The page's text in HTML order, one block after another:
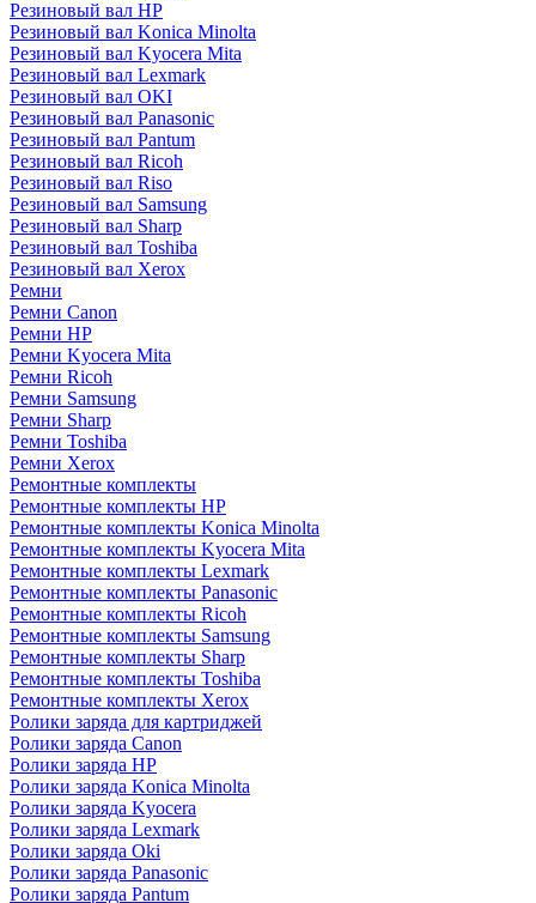
Резиновый вал HP
Резиновый вал Konica Minolta
Резиновый вал Kyocera Mita
Резиновый вал Lexmark
Резиновый вал OKI
Резиновый вал Panasonic
Резиновый вал Pantum
Резиновый вал Ricoh
Резиновый вал Riso
Резиновый вал Samsung
Резиновый вал Sharp
Резиновый вал Toshiba
Резиновый вал Xerox
Ремни
Ремни Canon
Ремни HP
Ремни Kyocera Mita
Ремни Ricoh
Ремни Samsung
Ремни Sharp
Ремни Toshiba
Ремни Xerox
Ремонтные комплекты
Ремонтные комплекты HP
Ремонтные комплекты Konica Minolta
Ремонтные комплекты Kyocera Mita
Ремонтные комплекты Lexmark
Ремонтные комплекты Panasonic
Ремонтные комплекты Ricoh
Ремонтные комплекты Samsung
Ремонтные комплекты Sharp
Ремонтные комплекты Toshiba
Ремонтные комплекты Xerox
Ролики заряда для картриджей
Ролики заряда Canon
Ролики заряда HP
Ролики заряда Konica Minolta
Ролики заряда Kyocera
Ролики заряда Lexmark
Ролики заряда Oki
Ролики заряда Panasonic
Ролики заряда Pantum